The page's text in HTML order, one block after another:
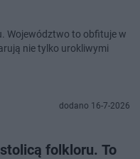
Województwo to obfituje w
nie tylko urokliwymi
dodano 16-7-2026
folkloru. To